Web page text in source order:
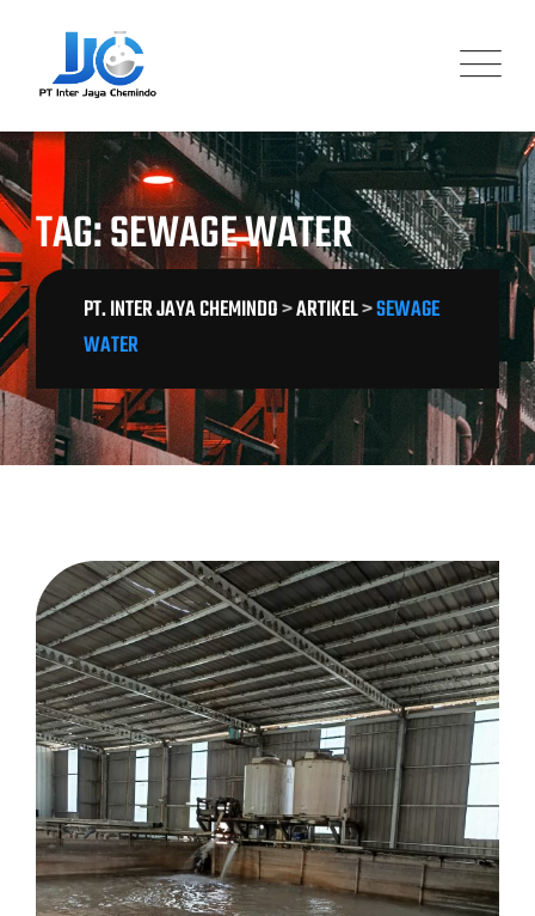
content
TAG: SEWAGE WATER
PT. INTER JAYA CHEMINDO>ARTIKEL>SEWAGE
WATER